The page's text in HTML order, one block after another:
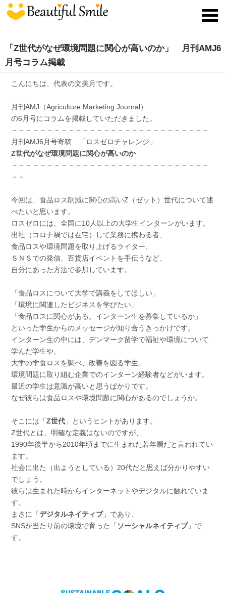
「Z世代がなぜ環境問題に関心が高いのか」 月刊AMJ6
月号コラム掲載
こんにちは、代表の文美月です。
月刊AMJ（Agriculture Marketing Journal）
の6月号にコラムを掲載していただきました。
－－－－－－－－－－－－－－－－－－－－－－－－－－－－
月刊AMJ6月号寄稿 「ロスゼロチャレンジ」
Z世代がなぜ環境問題に関心が高いのか
－－－－－－－－－－－－－－－－－－－－－－－－－－－－
－－
今回は、食品ロス削減に関心の高いZ（ゼット）世代について述
べたいと思います。
ロスゼロには、全国に10人以上の大学生インターンがいます。
出社（コロナ禍では在宅）して業務に携わる者、
食品ロスや環境問題を取り上げるライター、
ＳＮＳでの発信、百貨店イベントを手伝うなど、
自分にあった方法で参加しています。
「食品ロスについて大学で講義をしてほしい」
「環境に関連したビジネスを学びたい」
「食品ロスに関心がある。インターン生を募集しているか」
といった学生からのメッセージが知り合うきっかけです。
インターン生の中には、デンマーク留学で福祉や環境について
学んだ学生や、
大学の学食ロスを調べ、改善を図る学生、
環境問題に取り組む企業でのインターン経験者などがいます。
最近の学生は意識が高いと思うばかりです。
なぜ彼らは食品ロスや環境問題に関心があるのでしょうか。
そこには「Z世代 」というヒントがあります。
Z世代とは、明確な定義はないのですが、
1990年後半から2010年頃までに生まれた若年層だと言われてい
ます。
社会に出た（出ようとしている）20代だと思えば分かりやすい
でしょう。
彼らは生まれた時からインターネットやデジタルに触れていま
す。
まさに「デジタルネイティブ」であり、
SNSが当たり前の環境で育った「 ソーシャルネイティブ」で
す。